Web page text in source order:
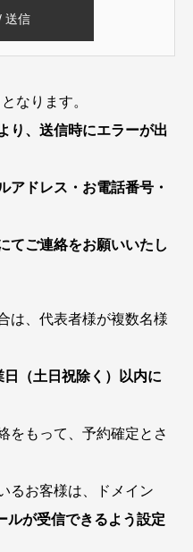
なります。
り、送信時にエラーが出
アドレス・お電話番号・
てご連絡をお願いいたし
は、代表者様が複数名様
（土日祝除く）以内に
をもって、予約確定とさ
るお客様は、ドメイン
ルが受信できるよう設定